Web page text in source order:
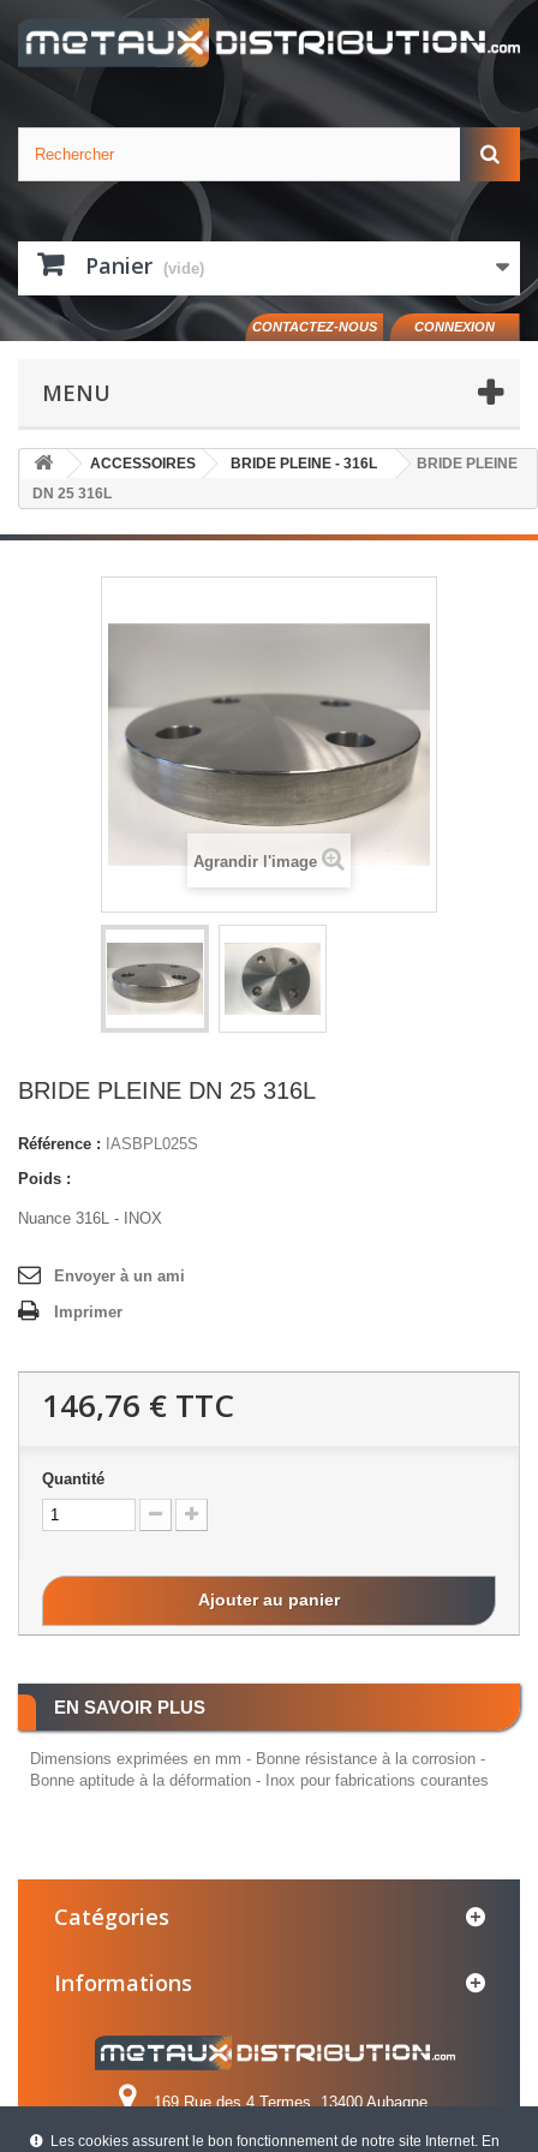
Panier (vide)
CONNEXION
CONTACTEZ-NOUS
Les cookies assurent le bon fonctionnement de notre site Internet. En
MENU
ACCESSOIRES BRIDE PLEINE - 316L
BRIDE PLEINE
DN 25 316L
Agrandir l'image
BRIDE PLEINE DN 25 316L
Référence : IASBPL025S
Poids :
Nuance 316L - INOX
Envoyer à un ami
Imprimer
146,76 € TTC
Quantité
Ajouter au panier
EN SAVOIR PLUS
Dimensions exprimées en mm - Bonne résistance à la corrosion -
Bonne aptitude à la déformation - Inox pour fabrications courantes
Catégories
Informations
169 Rue des 4 Termes, 13400 Aubagne